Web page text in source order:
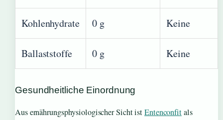
Kohlenhydrate 0 g Keine
Ballaststoffe 0 g Keine
Gesundheitliche Einordnung
Aus ernährungsphysiologischer Sicht istEntenconfitals